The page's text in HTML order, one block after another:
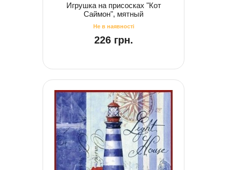
Игрушка на присосках "Кот
Саймон", мятный
226 грн.